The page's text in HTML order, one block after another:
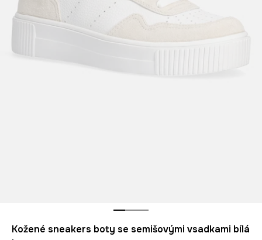
Kožené sneakers boty se semišovými vsadkami bílá